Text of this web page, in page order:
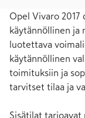
Opel Vivaro 2017
käytännöllinen ja
luotettava
käytännöllinen
toimituksiin ja
tarvitset tilaa ja
Sisätilat tarjoavat